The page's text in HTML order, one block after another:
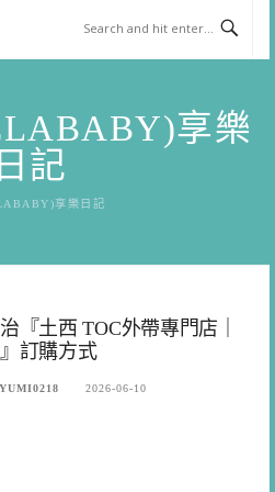
享樂
日記
享樂日記
『土西 TOC外帶專門店｜
訂購方式
2026-06-10